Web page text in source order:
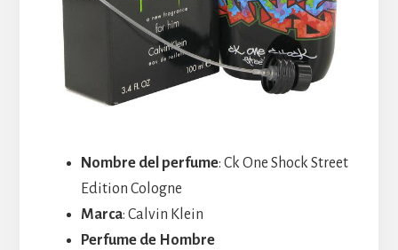
Nombre del perfume: Ck One Shock Street
Edition Cologne
Marca: Calvin Klein
Perfume de Hombre